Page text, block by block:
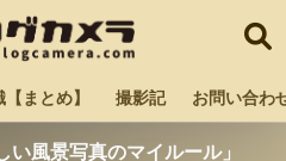
まとめ】 撮影記 お問い合わ
風景写真のマイルール」